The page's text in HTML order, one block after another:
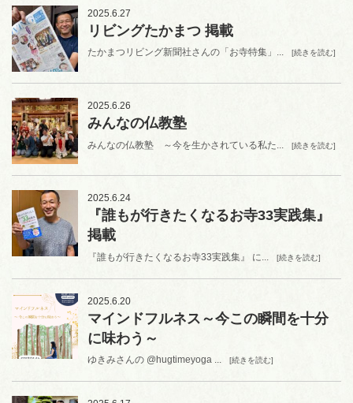
2025.6.27
リビングたかまつ 掲載
たかまつリビング新聞社さんの「お寺特集」... [続きを読む]
2025.6.26
みんなの仏教塾
みんなの仏教塾 ～今を生かされている私た... [続きを読む]
2025.6.24
『誰もが行きたくなるお寺33実践集』
掲載
『誰もが行きたくなるお寺33実践集』 に... [続きを読む]
2025.6.20
マインドフルネス～今この瞬間を十分
に味わう～
ゆきみさんの @hugtimeyoga ... [続きを読む]